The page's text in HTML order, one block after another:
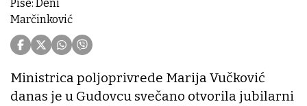
Piše: Deni
Marčinković
Ministrica poljoprivrede Marija Vučković
danas je u Gudovcu svečano otvorila jubilarni